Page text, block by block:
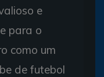
e
para o
como um
de futebol